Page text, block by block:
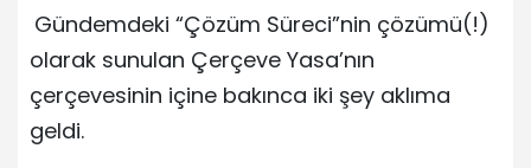
Gündemdeki “Çözüm Süreci”nin çözümü(!)
olarak sunulan Çerçeve Yasa’nın
çerçevesinin içine bakınca iki şey aklıma
geldi.